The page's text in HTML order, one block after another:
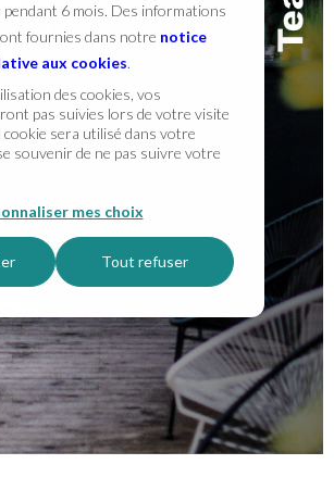
6 mois. Des informations
fournies dans notre notice
aux cookies.
des cookies, vos
pas suivies lors de votre visite
cookie sera utilisé dans votre
souvenir de ne pas suivre votre
mes choix
Tout refuser